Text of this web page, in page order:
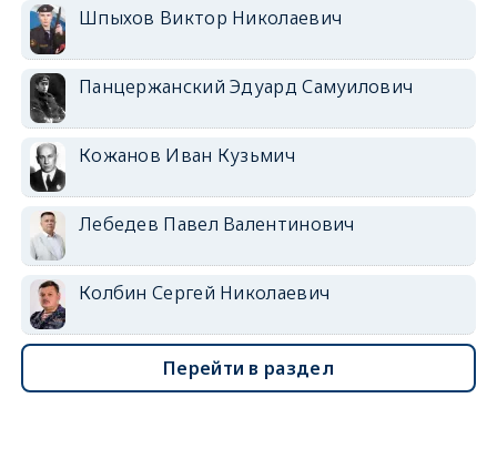
Шпыхов Виктор Николаевич
Панцержанский Эдуард Самуилович
Кожанов Иван Кузьмич
Лебедев Павел Валентинович
Колбин Сергей Николаевич
Перейти в раздел